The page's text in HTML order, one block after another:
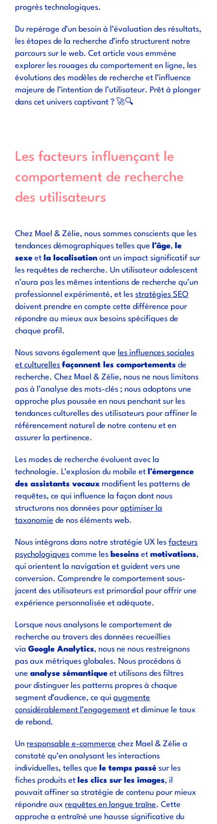
progrès technologiques.
Du repérage d’un besoin à l’évaluation des résultats,
les étapes de la recherche d’info structurent notre
parcours sur le web. Cet article vous emmène
explorer les rouages du comportement en ligne, les
évolutions des modèles de recherche et l’influence
majeure de l’intention de l’utilisateur. Prêt à plonger
dans cet univers captivant ? 🚀🔍
Les facteurs influençant le
comportement de recherche
des utilisateurs
Chez Mael & Zélie, nous sommes conscients que les
tendances démographiques telles que l’âge, le
sexe et la localisation ont un impact significatif sur
les requêtes de recherche. Un utilisateur adolescent
n’aura pas les mêmes intentions de recherche qu’un
professionnel expérimenté, et lesstratégies SEO
doivent prendre en compte cette différence pour
répondre au mieux aux besoins spécifiques de
chaque profil.
Nous savons également que les influences sociales
et culturelles façonnent les comportements de
recherche. Chez Mael & Zélie, nous ne nous limitons
pas à l’analyse des mots-clés ; nous adoptons une
approche plus poussée en nous penchant sur les
tendances culturelles des utilisateurs pour affiner le
référencement naturel de notre contenu et en
assurer la pertinence.
Les modes de recherche évoluent avec la
technologie. L’explosion du mobile et l’émergence
des assistants vocaux modifient les patterns de
requêtes, ce qui influence la façon dont nous
structurons nos données pouroptimiser la
taxonomie de nos éléments web.
Nous intégrons dans notre stratégie UX lesfacteurs
psychologiques comme les besoins etmotivations,
qui orientent la navigation et guident vers une
conversion. Comprendre le comportement sous-
jacent des utilisateurs est primordial pour offrir une
expérience personnalisée et adéquate.
Lorsque nous analysons le comportement de
recherche au travers des données recueillies
viaGoogle Analytics, nous ne nous restreignons
pas aux métriques globales. Nous procédons à
uneanalyse sémantique et utilisons des filtres
pour distinguer les patterns propres à chaque
segment d’audience, ce quiaugmente
considérablement l’engagement et diminue le taux
de rebond.
Un responsable e-commerce chez Mael & Zélie a
constaté qu’en analysant les interactions
individuelles, telles que le temps passé sur les
fiches produits et les clics sur les images, il
pouvait affiner sa stratégie de contenu pour mieux
répondre aux requêtes en longue traîne. Cette
approche a entraîné une hausse significative du